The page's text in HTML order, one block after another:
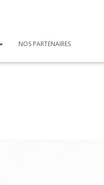
NOS PARTENAIRES